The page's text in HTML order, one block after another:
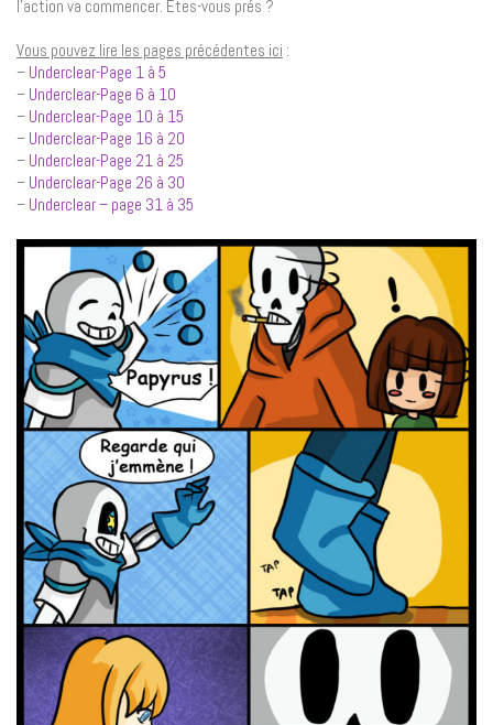
l’action va commencer. Etes-vous prés ?
Vous pouvez lire les pages précédentes ici :
– Underclear-Page 1 à 5
– Underclear-Page 6 à 10
– Underclear-Page 10 à 15
– Underclear-Page 16 à 20
– Underclear-Page 21 à 25
– Underclear-Page 26 à 30
– Underclear – page 31 à 35